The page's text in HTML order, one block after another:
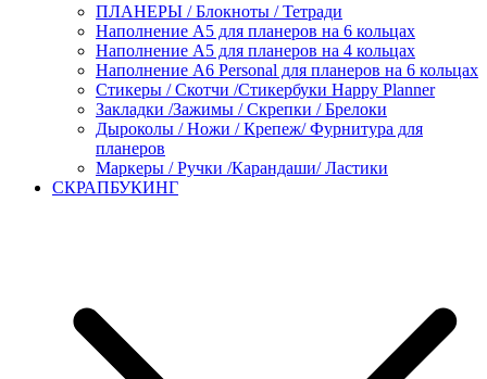
ПЛАНЕРЫ / Блокноты / Тетради
Наполнение А5 для планеров на 6 кольцах
Наполнение А5 для планеров на 4 кольцах
Наполнение А6 Personal для планеров на 6 кольцах
Стикеры / Скотчи /Стикербуки Happy Planner
Закладки /Зажимы / Скрепки / Брелоки
Дыроколы / Ножи / Крепеж/ Фурнитура для
планеров
Маркеры / Ручки /Карандаши/ Ластики
СКРАПБУКИНГ